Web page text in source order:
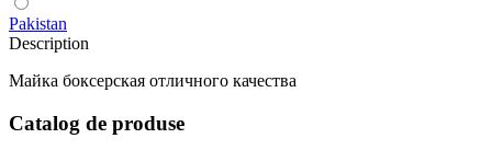
Pakistan
Description
Майка боксерская отличного качества
Catalog de produse